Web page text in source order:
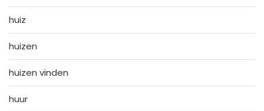
huiz
huizen
huizen vinden
huur